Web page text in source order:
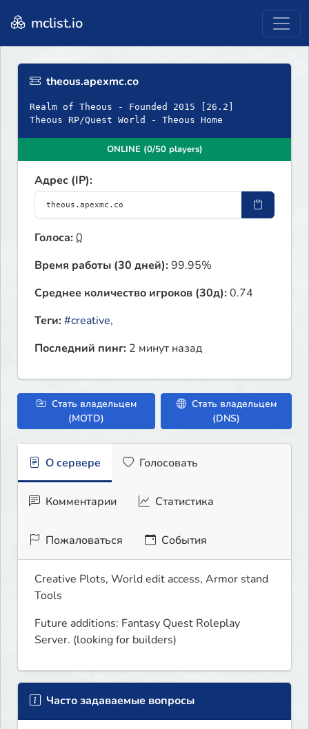
mclist.io
theous.apexmc.co
Realm of Theous - Founded 2015 [26.2]
Theous RP/Quest World - Theous Home
ONLINE (0/50 players)
Адрес (IP):
Голоса:0
Время работы (30 дней):99.95%
Среднее количество игроков (30д):0.74
Теги:#creative,
Последний пинг: 2 минут назад
Стать владельцем
(MOTD)
Стать владельцем
(DNS)
О сервере Голосовать
Комментарии Статистика
Пожаловаться События
Creative Plots, World edit access, Armor stand
Tools
Future additions: Fantasy Quest Roleplay
Server. (looking for builders)
Часто задаваемые вопросы